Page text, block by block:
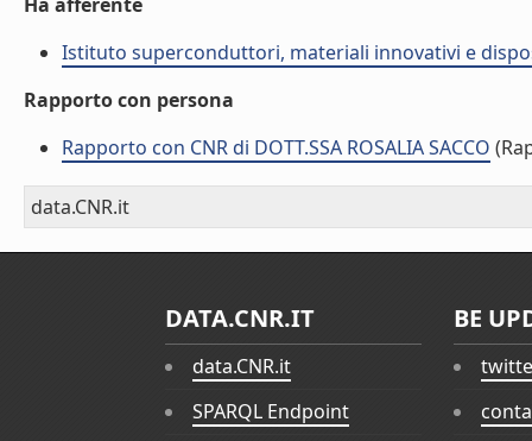
Istituto superconduttori, materiali innovativi e
Rapporto con persona
Rapporto con CNR di DOTT.SSA ROSALIA SACCO
data.CNR.it
DATA.CNR.IT
data.CNR.it
SPARQL Endpoint
BE